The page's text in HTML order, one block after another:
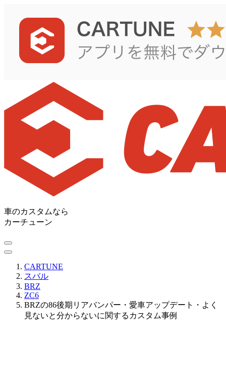
車のカスタムなら
カーチューン
CARTUNE
スバル
BRZ
ZC6
BRZの86後期リアバンパー・愛車アップデート・よく
見ないと分からないに関するカスタム事例